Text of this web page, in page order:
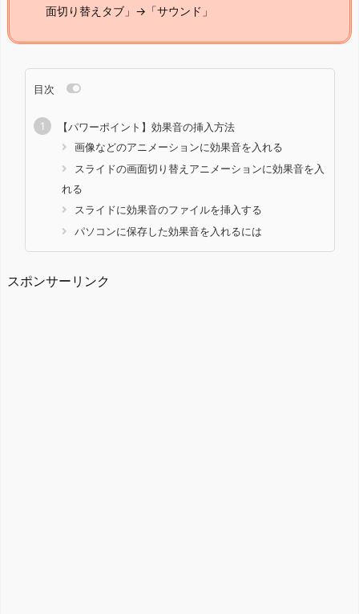
面切り替えタブ」→「サウンド」
目次
【パワーポイント】効果音の挿入方法
画像などのアニメーションに効果音を入れる
スライドの画面切り替えアニメーションに効果音を入
れる
スライドに効果音のファイルを挿入する
パソコンに保存した効果音を入れるには
スポンサーリンク